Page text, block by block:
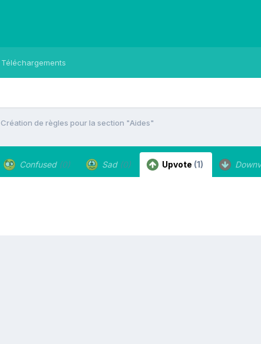
Téléchargements
Création de règles pour la section "Aides"
Confused (0) Sad (0) Upvote (1)